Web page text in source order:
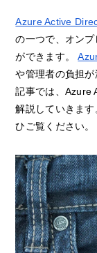
Azure Active
の一つで、オン
ができます。
や管理者の負担
記事では、Azure
解説していきま
ひご覧ください。